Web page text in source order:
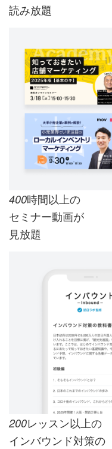
読み放題
400時間以上の
セミナー動画が
見放題
200レッスン以上の
インバウンド対策の